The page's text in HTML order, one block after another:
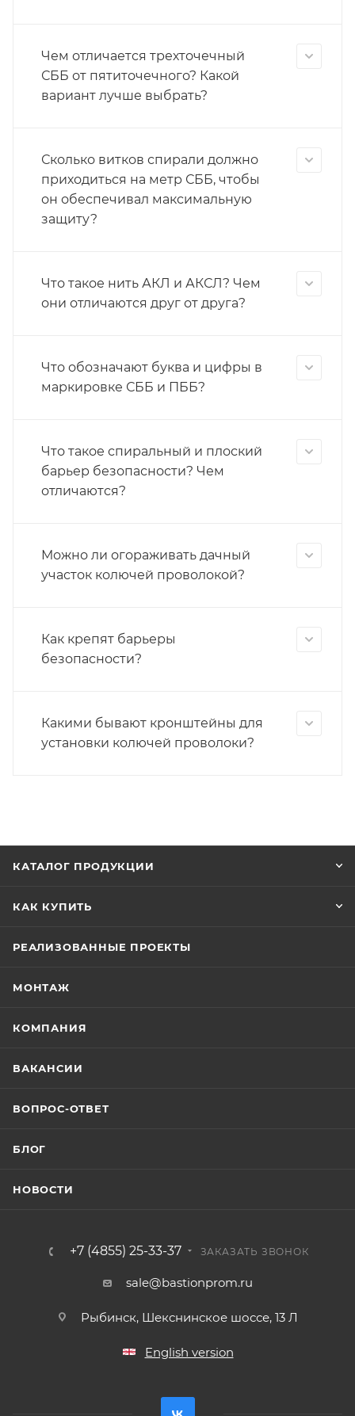
Чем отличается трехточечный
СББ от пятиточечного? Какой
вариант лучше выбрать?
Сколько витков спирали должно
приходиться на метр СББ, чтобы
он обеспечивал максимальную
защиту?
Что такое нить АКЛ и АКСЛ? Чем
они отличаются друг от друга?
Что обозначают буква и цифры в
маркировке СББ и ПББ?
Что такое спиральный и плоский
барьер безопасности? Чем
отличаются?
Можно ли огораживать дачный
участок колючей проволокой?
Как крепят барьеры
безопасности?
Какими бывают кронштейны для
установки колючей проволоки?
КАТАЛОГ ПРОДУКЦИИ
КАК КУПИТЬ
РЕАЛИЗОВАННЫЕ ПРОЕКТЫ
МОНТАЖ
КОМПАНИЯ
ВАКАНСИИ
ВОПРОС-ОТВЕТ
БЛОГ
НОВОСТИ
+7 (4855) 25-33-37 ЗАКАЗАТЬ ЗВОНОК
sale@bastionprom.ru
Рыбинск, Шекснинское шоссе, 13 Л
English version